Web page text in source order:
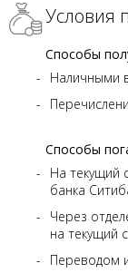
Условия
Способы
Наличными
Способы
На текущий
банка
Через
на текущий
Переводом